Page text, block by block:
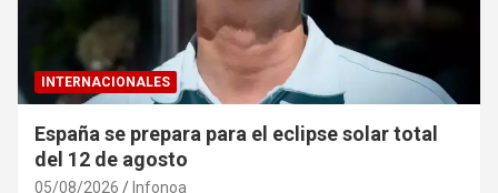
INTERNACIONALES
Ucrania denuncia «caza de civiles» con drones
rusos en Jersón
04/08/2026 Infonoa